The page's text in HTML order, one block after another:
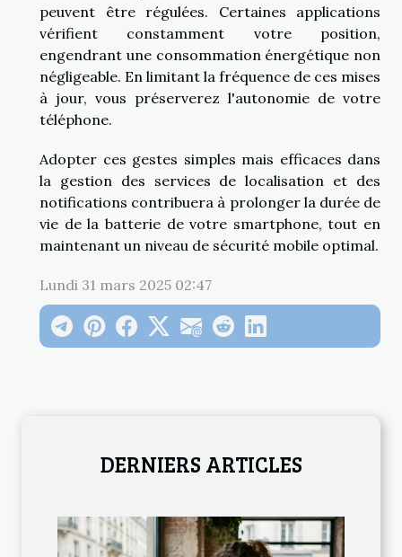
DERNIERS ARTICLES
peuvent être régulées. Certaines applications
vérifient constamment votre position,
engendrant une consommation énergétique non
négligeable. En limitant la fréquence de ces mises
à jour, vous préserverez l'autonomie de votre
téléphone.
Adopter ces gestes simples mais efficaces dans
la gestion des services de localisation et des
notifications contribuera à prolonger la durée de
vie de la batterie de votre smartphone, tout en
maintenant un niveau de sécurité mobile optimal.
Lundi 31 mars 2025 02:47